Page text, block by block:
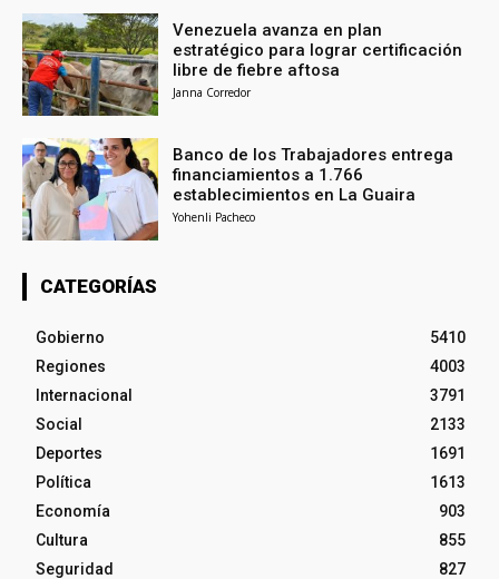
Venezuela avanza en plan
estratégico para lograr certificación
libre de fiebre aftosa
Janna Corredor
Banco de los Trabajadores entrega
financiamientos a 1.766
establecimientos en La Guaira
Yohenli Pacheco
CATEGORÍAS
Gobierno
5410
Regiones
4003
Internacional
3791
Social
2133
Deportes
1691
Política
1613
Economía
903
Cultura
855
Seguridad
827